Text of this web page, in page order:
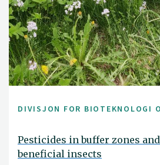
DIVISJON FOR BIOTEKNOLOGI
Pesticides in buffer zones
beneficial insects